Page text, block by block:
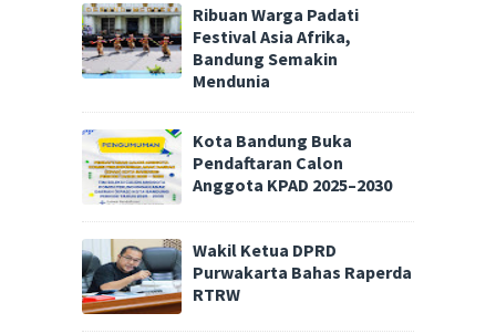
Ribuan Warga Padati
Festival Asia Afrika,
Bandung Semakin
Mendunia
Kota Bandung Buka
Pendaftaran Calon
Anggota KPAD 2025–2030
Wakil Ketua DPRD
Purwakarta Bahas Raperda
RTRW